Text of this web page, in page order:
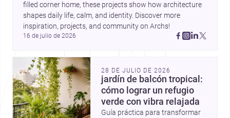
filled corner home, these projects show how architecture
shapes daily life, calm, and identity. Discover more
inspiration, projects, and community on Archs!
16 de julio de 2026
28 DE JULIO DE 2026
jardín de balcón tropical:
cómo lograr un refugio
verde con vibra relajada
Guía práctica para transformar